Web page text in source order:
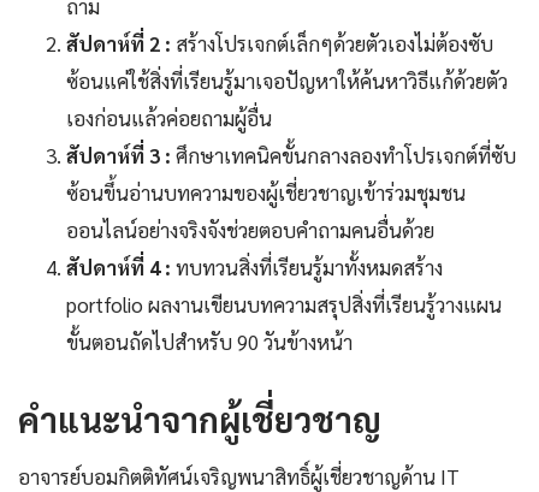
ถาม
สัปดาห์ที่ 2 : สร้างโปรเจกต์เล็กๆด้วยตัวเองไม่ต้องซับ
ซ้อนแค่ใช้สิ่งที่เรียนรู้มาเจอปัญหาให้ค้นหาวิธีแก้ด้วยตัว
เองก่อนแล้วค่อยถามผู้อื่น
สัปดาห์ที่ 3 : ศึกษาเทคนิคขั้นกลางลองทำโปรเจกต์ที่ซับ
ซ้อนขึ้นอ่านบทความของผู้เชี่ยวชาญเข้าร่วมชุมชน
ออนไลน์อย่างจริงจังช่วยตอบคำถามคนอื่นด้วย
สัปดาห์ที่ 4 : ทบทวนสิ่งที่เรียนรู้มาทั้งหมดสร้าง
portfolio ผลงานเขียนบทความสรุปสิ่งที่เรียนรู้วางแผน
ขั้นตอนถัดไปสำหรับ 90 วันข้างหน้า
คำแนะนำจากผู้เชี่ยวชาญ
อาจารย์บอมกิตติทัศน์เจริญพนาสิทธิ์ผู้เชี่ยวชาญด้าน IT